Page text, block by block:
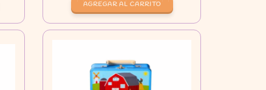
AGREGAR AL CARRITO